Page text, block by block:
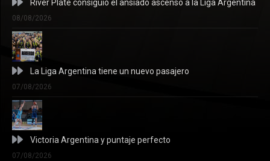
River Plate consiguió el ansiado ascenso a la Liga Argentina
08/08/2026
La Liga Argentina tiene un nuevo pasajero
07/08/2026
Victoria Argentina y puntaje perfecto
07/08/2026